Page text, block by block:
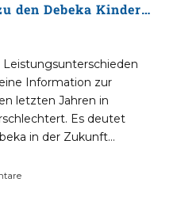
Unsere Einschätzung zu den Debeka Kindertarifen für Angestellte/Selbstständige
Information zur
letzten Jahren in
Es deutet
in der Zukunft…